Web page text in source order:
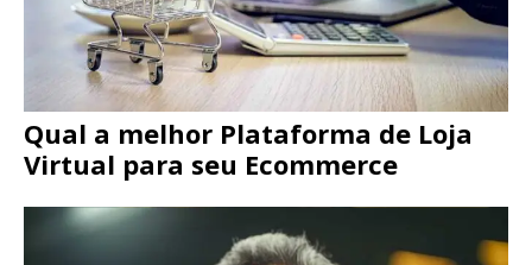
Qual a melhor Plataforma de Loja
Virtual para seu Ecommerce